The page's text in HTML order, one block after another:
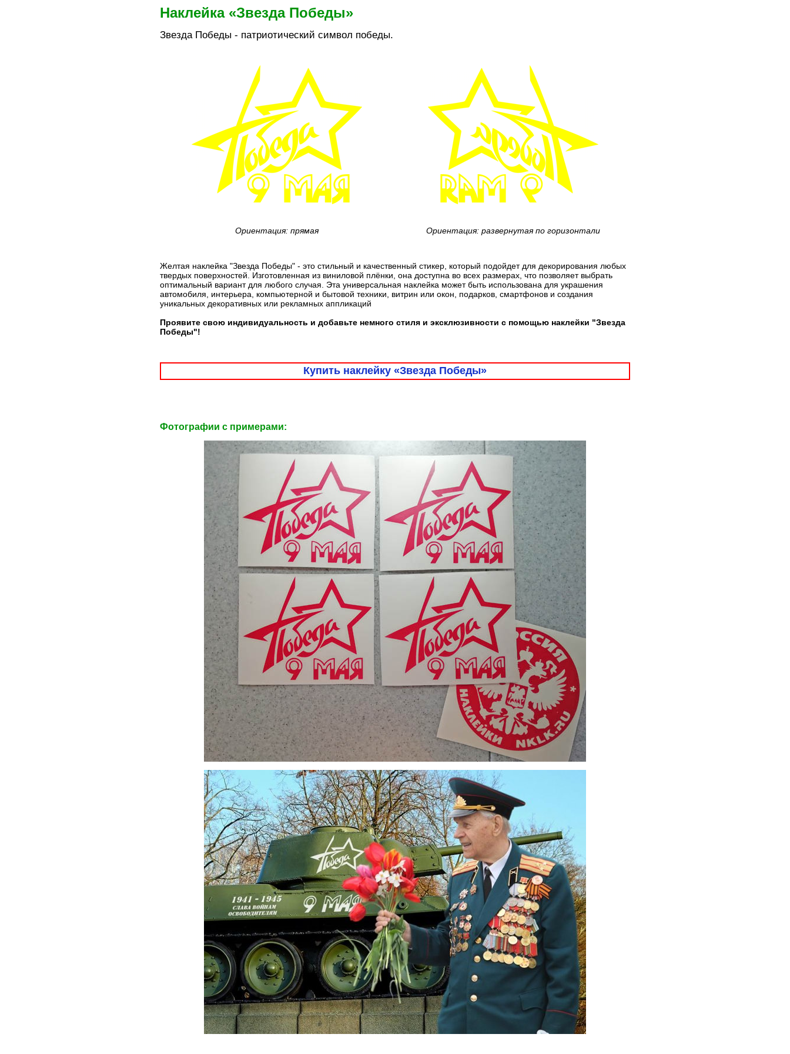
Наклейка «Звезда Победы»
Звезда Победы - патриотический символ победы.
Ориентация: прямая Ориентация: развернутая по горизонтали
Желтая наклейка "Звезда Победы" - это стильный и качественный стикер, который подойдет для декорирования любых
твердых поверхностей. Изготовленная из виниловой плёнки, она доступна во всех размерах, что позволяет выбрать
оптимальный вариант для любого случая. Эта универсальная наклейка может быть использована для украшения
автомобиля, интерьера, компьютерной и бытовой техники, витрин или окон, подарков, смартфонов и создания
уникальных декоративных или рекламных аппликаций
Проявите свою индивидуальность и добавьте немного стиля и эксклюзивности с помощью наклейки "Звезда
Победы"!
Купить наклейку «Звезда Победы»
Фотографии c примерами: